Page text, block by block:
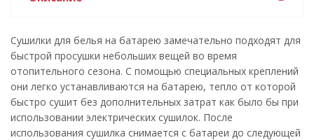
Сушилки для белья на батарею замечательно подходят для
быстрой просушки небольших вещей во время
отопительного сезона. С помощью специальных креплений
они легко устанавливаются на батарею, тепло от которой
быстро сушит без дополнительных затрат как было бы при
использовании электрических сушилок. После
использования сушилка снимается с батареи до следующей